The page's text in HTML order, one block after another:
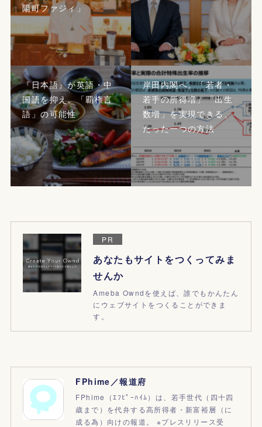
陽町ファジィ」
『日本語』が英語・中
国語を抑え、「覇権言
語」の可能性
岸田内閣へ。「若者・
若手の所得増」「出生
数増」を実現できる、
たった一つの方法
PR
あなたもサイトをつくってみま
せんか
Ameba Owndを使えば、誰でもかんたん
にウェブサイトをつくることができま
す。
FPhime／報道府
FPhime（ｴﾌﾋﾟｰﾊｲﾑ）は、若手世代（四十四
歳まで）を代弁する高所得者・新富裕層（に
成る為）向けの報道。 ※プレスリリース受